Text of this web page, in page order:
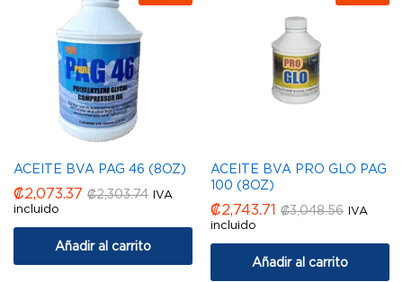
ACEITE BVA PAG 46 (8OZ)
₡2,073.37 ₡2,303.74 IVA
incluido
Añadir al carrito
ACEITE BVA PRO GLO PAG
100 (8OZ)
₡2,743.71 ₡3,048.56 IVA
incluido
Añadir al carrito